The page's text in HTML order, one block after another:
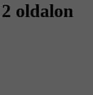
oldalon